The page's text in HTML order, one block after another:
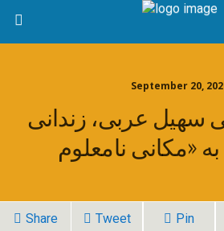
September 20,
سهیل عربی، زندانی
Share Tweet Pin